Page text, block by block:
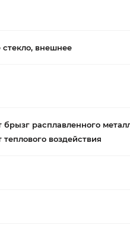
стекло, внешнее
брызг расплавленного
теплового воздействия